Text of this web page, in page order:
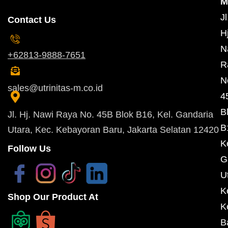
Contact Us
+62813-9888-7651
sales@utrinitas-m.co.id
Jl. Hj. Nawi Raya No. 45B Blok B16, Kel. Gandaria
Utara, Kec. Kebayoran Baru, Jakarta Selatan 12420
Follow Us
Shop Our Product At